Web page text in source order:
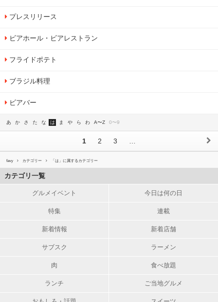
プレスリリース
ビアホール・ビアレストラン
フライドポテト
ブラジル料理
ビアバー
あ か さ た な は ま や ら わ A〜Z 0〜9
1 2 3
favy カテゴリー 「は」に属するカテゴリー
カテゴリ一覧
グルメイベント 今日は何の日
特集 連載
新着情報 新着店舗
サブスク ラーメン
肉 食べ放題
ランチ ご当地グルメ